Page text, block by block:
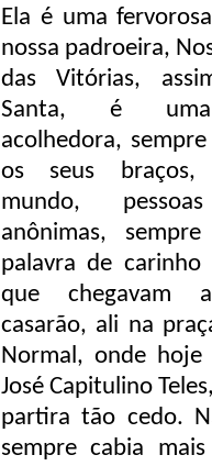
Ela é uma
nossa padroeira,
das Vitórias,
Santa, é
acolhedora,
os seus
mundo,
anônimas,
palavra de carinho
que chegavam
casarão, ali na
Normal, onde
José Capitulino
partira tão cedo.
sempre cabia